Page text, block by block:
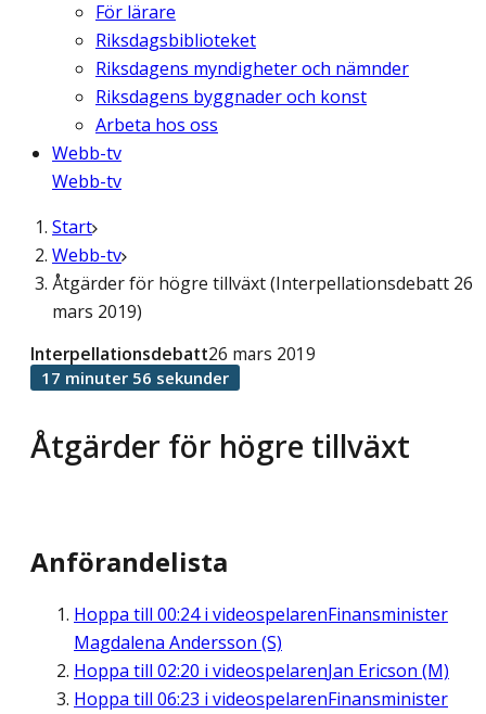
För lärare
Riksdagsbiblioteket
Riksdagens myndigheter och nämnder
Riksdagens byggnader och konst
Arbeta hos oss
Webb-tv
Webb-tv
Start
Webb-tv
Åtgärder för högre tillväxt (Interpellationsdebatt 26
mars 2019)
Åtgärder för högre tillväxt
Interpellationsdebatt26 mars 2019
17 minuter 56 sekunder
Anförandelista
Hoppa till 00:24i videospelarenFinansminister
Magdalena Andersson (S)
Hoppa till 02:20 i videospelarenJan Ericson (M)
Hoppa till 06:23 i videospelarenFinansminister